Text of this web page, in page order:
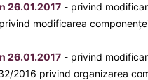
26.01.2017 - privind
modificarea
26.01.2017 - privind
2016 privind organizarea